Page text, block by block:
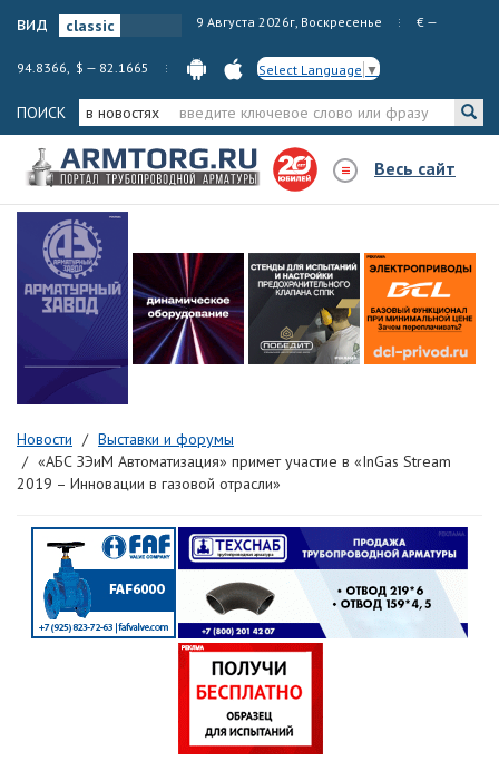
вид 9 Августа 2026г, Воскресенье € —
94.8366, $ — 82.1665 Select Language ▼
ПОИСК в новостях
Весь сайт
Новости
Выставки и форумы
«АБС ЗЭиМ Автоматизация» примет участие в «InGas Stream
2019 – Инновации в газовой отрасли»